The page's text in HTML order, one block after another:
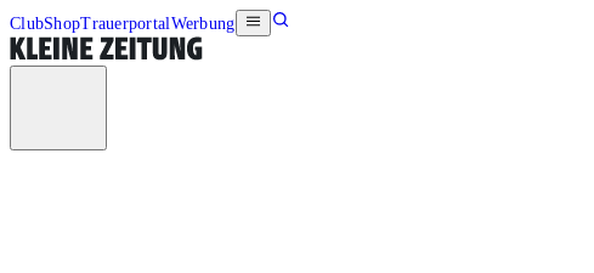
ClubShopTrauerportalWerbung